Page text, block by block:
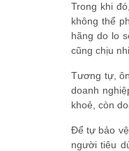
Trong khi
không thể
hãng do lo
cũng chịu
Tương tự,
doanh
khoẻ, còn
Để tự bảo
người tiêu